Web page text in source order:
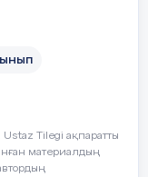
книжные
Tilegi ақпаратты
материалдың